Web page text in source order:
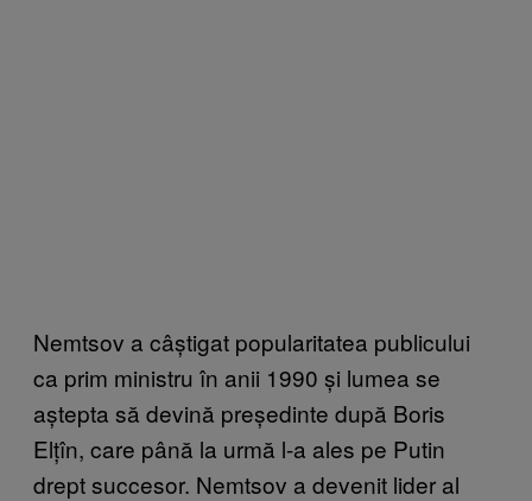
Nemtsov a câștigat popularitatea publicului
ca prim ministru în anii 1990 și lumea se
aștepta să devină președinte după Boris
Elțîn, care până la urmă l-a ales pe Putin
drept succesor. Nemtsov a devenit lider al